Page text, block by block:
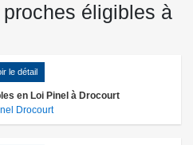
éligibles à
le détail
en Loi Pinel à Drocourt
Drocourt